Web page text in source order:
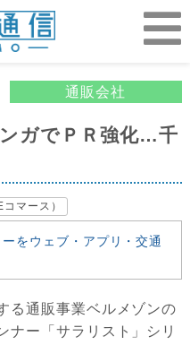
通販会社
ガでＰＲ強化…千
マース）
をウェブ・アプリ・交通
る通販事業ベルメゾンの
ナー「サラリスト」シリ